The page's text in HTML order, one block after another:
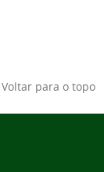
Voltar para o topo